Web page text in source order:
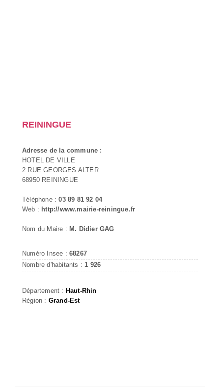
REININGUE
Adresse de la commune :
HOTEL DE VILLE
2 RUE GEORGES ALTER
68950 REININGUE
Téléphone :03 89 81 92 04
Web : http://www.mairie-reiningue.fr
Nom du Maire : M. Didier GAG
Numéro Insee : 68267
Nombre d'habitants : 1 926
Département : Haut-Rhin
Région : Grand-Est